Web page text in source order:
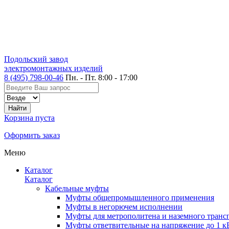
Подольский завод
электромонтажных изделий
8 (495) 798-00-46 Пн. - Пт. 8:00 - 17:00
Корзина пуста
Оформить заказ
Меню
Каталог
Каталог
Кабельные муфты
Муфты общепромышленного применения
Муфты в негорючем исполнении
Муфты для метрополитена и наземного
Муфты ответвительные на напряжение до 1